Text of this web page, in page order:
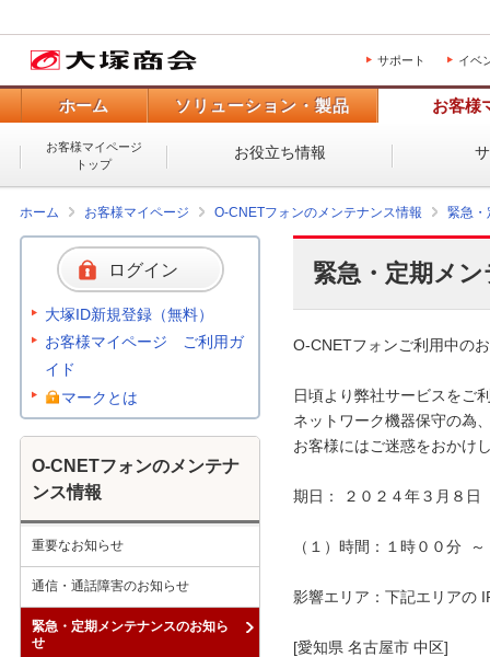
サポート イベ
ホーム ソリューション・製品 お客様
お客様マイページ
トップ
お役立ち情報
ホーム お客様マイページ O-CNETフォンのメンテナンス情報 緊急・
緊急・定期メ
O-CNETフォンご利用中の
日頃より弊社サービスをご
ネットワーク機器保守の為
お客様にはご迷惑をおかけ
期日： ２０２４年３月８日
（１）時間：１時００分
影響エリア：下記エリアの
[愛知県 名古屋市 中区]
ログイン
大塚ID新規登録（無料）
お客様マイページ ご利用ガ
イド
マークとは
O-CNETフォンのメンテナ
ンス情報
重要なお知らせ
通信・通話障害のお知らせ
緊急・定期メンテナンスのお知ら
せ